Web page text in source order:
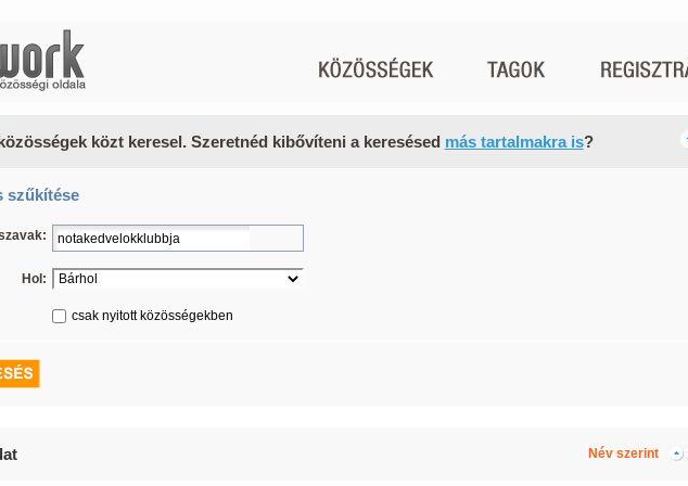
közt keresel. Szeretnéd kibővíteni a keresésed más tartalmakra is?
szűkítése
Hol:
csak nyitott közösségekben
Név szerint